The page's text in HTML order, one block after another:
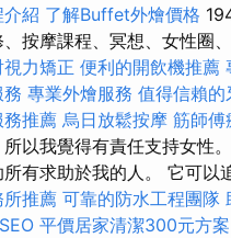
介紹 了解Buffet外燴價格
按摩課程、冥想、女性圈
力矯正 便利的開飲機推薦
專業外燴服務 值得信賴的
推薦 烏日放鬆按摩 筋師傅
以我覺得有責任支持女性。
有求助於我的人。 它可以
推薦 可靠的防水工程團隊
平價居家清潔300元方案